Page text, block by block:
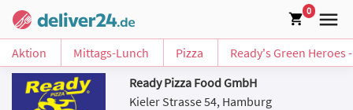
0
Aktion Mittags-Lunch Pizza
Ready's Green Heroes
Ready Pizza Food GmbH
Kieler Strasse 54, Hamburg